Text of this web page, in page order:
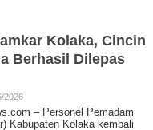
Kolaka, Cincin
Berhasil Dilepas
2026O
E
– Personel Pemadam
Kabupaten Kolaka kembali